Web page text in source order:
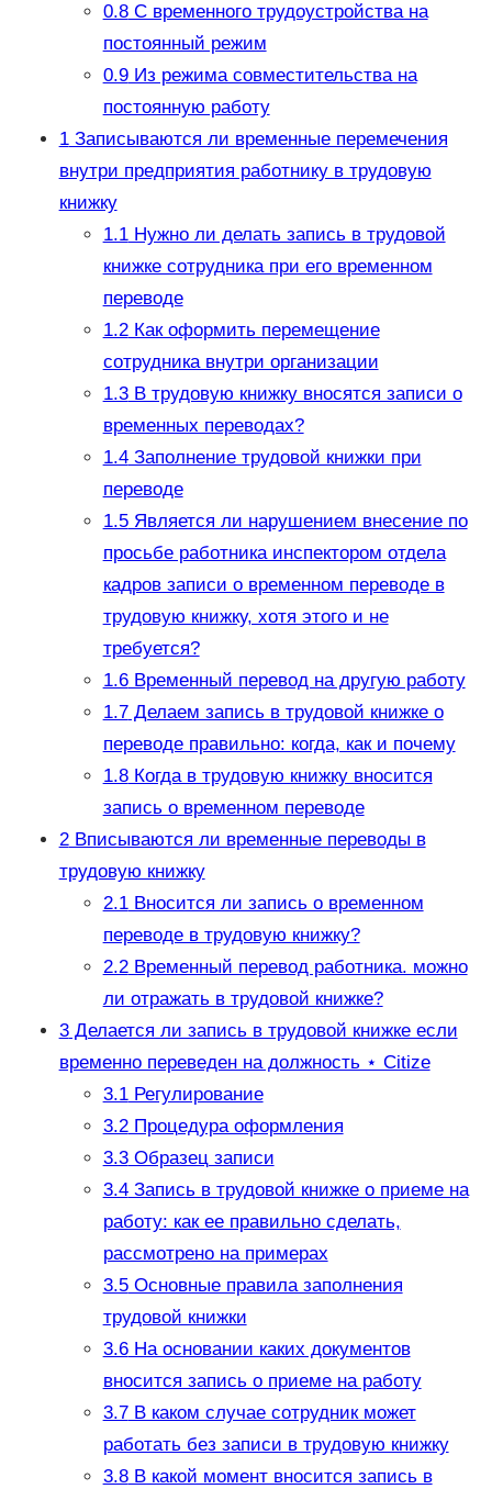
0.8С временного трудоустройства на
постоянный режим
0.9Из режима совместительства на
постоянную работу
1Записываются ли временные перемечения
внутри предприятия работнику в трудовую
книжку
1.1Нужно ли делать запись в трудовой
книжке сотрудника при его временном
переводе
1.2Как оформить перемещение
сотрудника внутри организации
1.3В трудовую книжку вносятся записи о
временных переводах?
1.4Заполнение трудовой книжки при
переводе
1.5Является ли нарушением внесение по
просьбе работника инспектором отдела
кадров записи о временном переводе в
трудовую книжку, хотя этого и не
требуется?
1.6Временный перевод на другую работу
1.7Делаем запись в трудовой книжке о
переводе правильно: когда, как и почему
1.8Когда в трудовую книжку вносится
запись о временном переводе
2Вписываются ли временные переводы в
трудовую книжку
2.1Вносится ли запись о временном
переводе в трудовую книжку?
2.2Временный перевод работника. можно
ли отражать в трудовой книжке?
3Делается ли запись в трудовой книжке если
временно переведен на должность ⋆ Citize
3.1Регулирование
3.2Процедура оформления
3.3Образец записи
3.4Запись в трудовой книжке о приеме на
работу: как ее правильно сделать,
рассмотрено на примерах
3.5Основные правила заполнения
трудовой книжки
3.6На основании каких документов
вносится запись о приеме на работу
3.7В каком случае сотрудник может
работать без записи в трудовую книжку
3.8В какой момент вносится запись в